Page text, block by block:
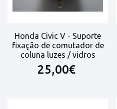
Honda Civic V - Suporte
fixação de comutador de
coluna luzes / vidros
25,00€